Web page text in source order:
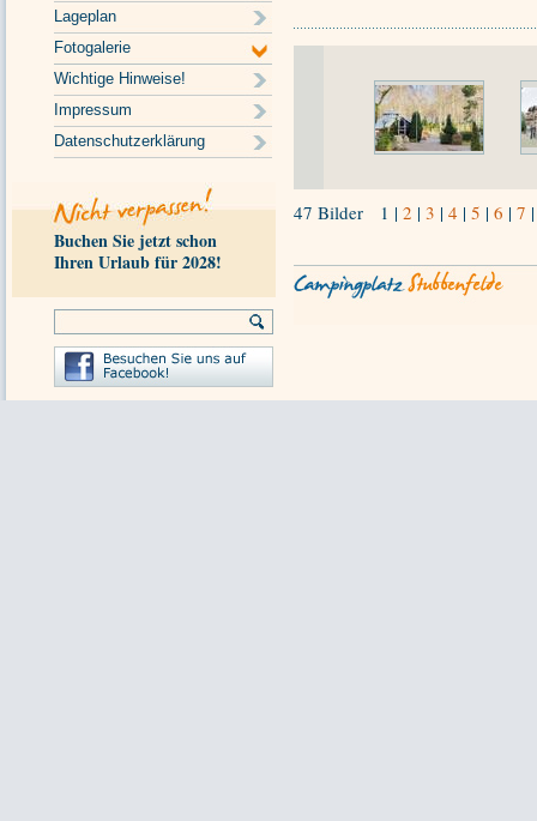
Lageplan
Fotogalerie
Wichtige Hinweise!
Impressum
Datenschutzerklärung
Buchen Sie jetzt schon
Ihren Urlaub für 2028!
47 Bilder 1 | 2 | 3 | 4 | 5 | 6 | 7